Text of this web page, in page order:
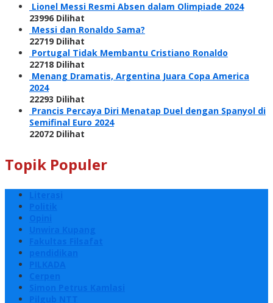
Lionel Messi Resmi Absen dalam Olimpiade 2024
23996 Dilihat
Messi dan Ronaldo Sama?
22719 Dilihat
Portugal Tidak Membantu Cristiano Ronaldo
22718 Dilihat
Menang Dramatis, Argentina Juara Copa America
2024
22293 Dilihat
Prancis Percaya Diri Menatap Duel dengan Spanyol di
Semifinal Euro 2024
22072 Dilihat
Topik Populer